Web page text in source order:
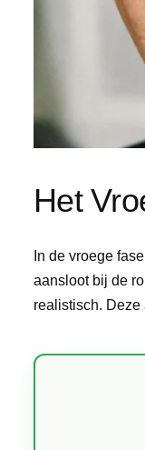
Het
In de vroege
aansloot bij de
realistisch.